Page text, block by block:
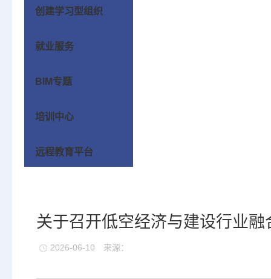
创建学习型组织
就业服务
BIM专题
培训中心
远程教育平台
关于召开低空经济与建设行业
2026-06-10 来源：